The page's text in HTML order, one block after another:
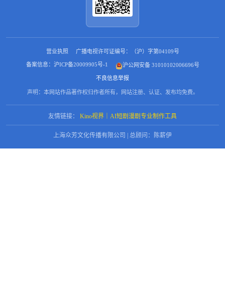
营业执照 广播电视许可证编号：（沪）字第04109号
备案信息：沪ICP备20009905号-1 沪公网安备 31010102006696号
不良信息举报
声明：本网站作品著作权归作者所有，网站注册、认证、发布均免费。
友情链接： Kino视界｜AI短剧漫剧专业制作工具
上海众芳文化传播有限公司 | 总顾问：陈薪伊